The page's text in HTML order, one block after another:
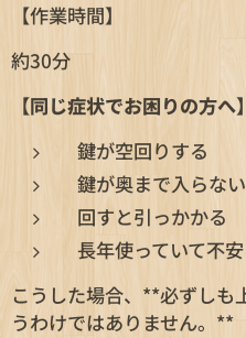
【作業時間】
約30分
【同じ症状でお困りの方へ】
鍵が空回りする
鍵が奥まで入らない
回すと引っかかる
長年使っていて不安
こうした場合、**必ずしも
うわけではありません。**